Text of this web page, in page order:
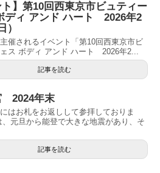
ト】第10回西東京市ビュティー
ディ アンド ハート 2026年2
）
催されるイベント「第10回西東京市ビ
ェス ボディ アンド ハート 2026年2...
記事を読む
2024年末
はお札をお返しして参拝しておりま
元旦から能登で大きな地震があり、そ
記事を読む